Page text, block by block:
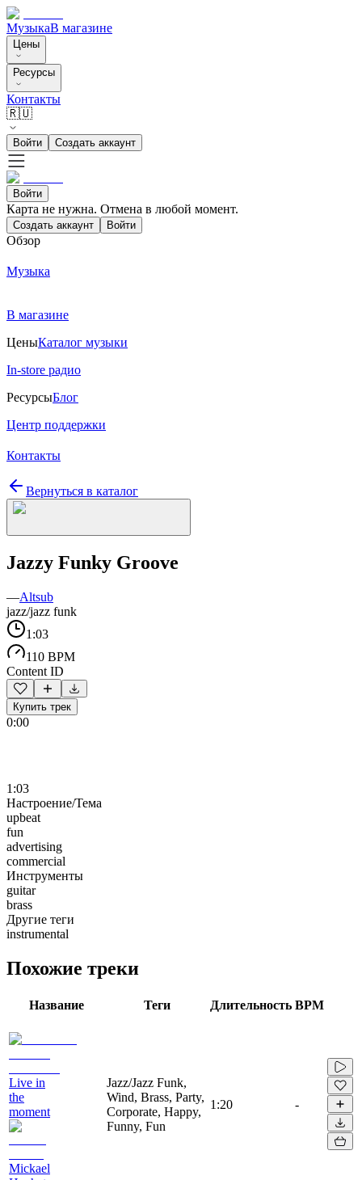
МузыкаВ магазине
Цены
Ресурсы
Контакты
🇷🇺
Войти Создать аккаунт
Войти
Карта не нужна. Отмена в любой момент.
Создать аккаунт Войти
Обзор
Музыка
В магазине
ЦеныКаталог музыки
In-store радио
РесурсыБлог
Центр поддержки
Контакты
Вернуться в каталог
Jazzy Funky Groove
—Altsub
jazz/jazz funk
1:03
110 BPM
Content ID
Купить трек
0:00
1:03
Настроение/Тема
upbeat
fun
advertising
commercial
Инструменты
guitar
brass
Другие теги
instrumental
Похожие треки
Название Теги Длительность BPM
Live in
the
moment
Mickael
Jazz/Jazz Funk,
Wind, Brass, Party,
Corporate, Happy,
Funny, Fun
1:20 -